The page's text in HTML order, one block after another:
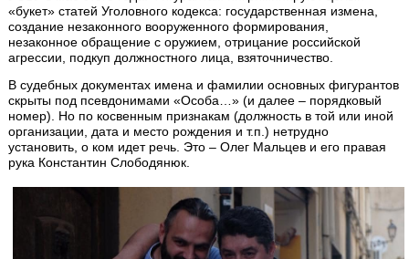
«букет» статей Уголовного кодекса: государственная измена,
создание незаконного вооруженного формирования,
незаконное обращение с оружием, отрицание российской
агрессии, подкуп должностного лица, взяточничество.
В судебных документах имена и фамилии основных фигурантов
скрыты под псевдонимами «Особа…» (и далее – порядковый
номер). Но по косвенным признакам (должность в той или иной
организации, дата и место рождения и т.п.) нетрудно
установить, о ком идет речь. Это – Олег Мальцев и его правая
рука Константин Слободянюк.